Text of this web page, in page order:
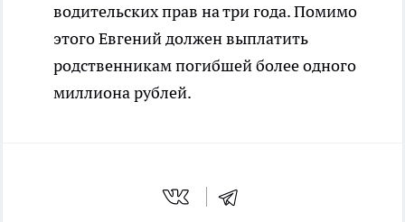
водительских прав на три года. Помимо
этого Евгений должен выплатить
родственникам погибшей более одного
миллиона рублей.